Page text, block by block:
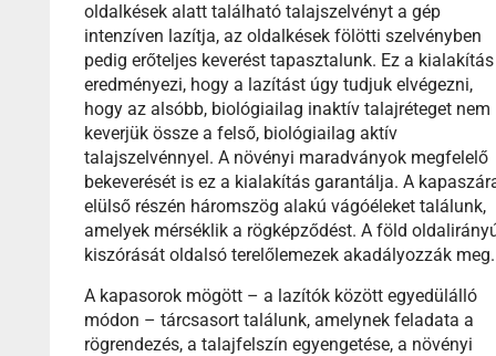
oldalkések alatt található talajszelvényt a gép
intenzíven lazítja, az oldalkések fölötti szelvényben
pedig erőteljes keverést tapasztalunk. Ez a kialakítás
eredményezi, hogy a lazítást úgy tudjuk elvégezni,
hogy az alsóbb, biológiailag inaktív talajréteget nem
keverjük össze a felső, biológiailag aktív
talajszelvénnyel. A növényi maradványok megfelelő
bekeverését is ez a kialakítás garantálja. A
elülső részén háromszög alakú vágóéleket találunk,
amelyek mérséklik a rögképződést. A föld
kiszórását oldalsó terelőlemezek akadályozzák meg.
A kapasorok mögött – a lazítók között egyedülálló
módon – tárcsasort találunk, amelynek feladata a
rögrendezés, a talajfelszín egyengetése, a növényi